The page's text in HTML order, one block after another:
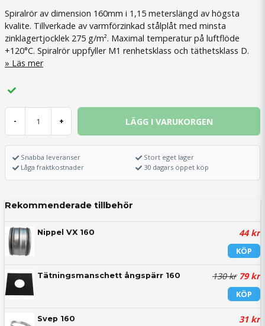
Spiralrör av dimension 160mm i 1,15 meterslängd av högsta
kvalite. Tillverkade av varmförzinkad stålplåt med minsta
zinklagertjocklek 275 g/m². Maximal temperatur på luftflöde
+120°C. Spiralrör uppfyller M1 renhetsklass och täthetsklass D.
Läs mer
- + LÄGG I VARUKORGEN
Snabba leveranser
Låga fraktkostnader
Stort eget lager
30 dagars öppet köp
Rekommenderade tillbehör
Nippel VX 160 44 kr
KÖP
Tätningsmanschett ångspärr 160 130 kr79 kr
KÖP
Svep 160 31 kr